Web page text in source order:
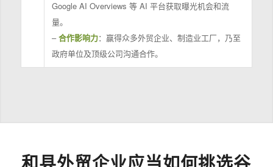
Google AI Overviews 等 AI 平台获取曝光机会和流
量。
–合作影响力：赢得众多外贸企业、制造业工厂，乃至
政府单位及顶级公司沟通合作。